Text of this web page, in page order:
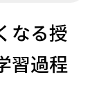
なる授
習過程